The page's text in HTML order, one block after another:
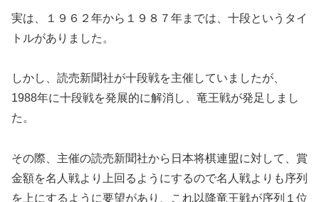
実は、１９６２年から１９８７年までは、十段というタイ
トルがありました。
しかし、読売新聞社が十段戦を主催していましたが、
1988年に十段戦を発展的に解消し、竜王戦が発足しまし
た。
その際、主催の読売新聞社から日本将棋連盟に対して、賞
金額を名人戦より上回るようにするので名人戦よりも序列
を上にするように要望があり、これ以降竜王戦が序列１位